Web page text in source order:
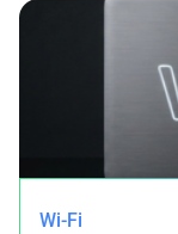
Wi-Fi